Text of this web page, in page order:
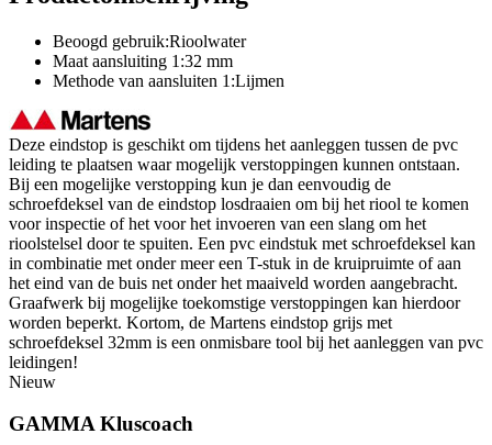
Beoogd gebruik:Rioolwater
Maat aansluiting 1:32 mm
Methode van aansluiten 1:Lijmen
Deze eindstop is geschikt om tijdens het aanleggen tussen de pvc
leiding te plaatsen waar mogelijk verstoppingen kunnen ontstaan.
Bij een mogelijke verstopping kun je dan eenvoudig de
schroefdeksel van de eindstop losdraaien om bij het riool te komen
voor inspectie of het voor het invoeren van een slang om het
rioolstelsel door te spuiten. Een pvc eindstuk met schroefdeksel kan
in combinatie met onder meer een T-stuk in de kruipruimte of aan
het eind van de buis net onder het maaiveld worden aangebracht.
Graafwerk bij mogelijke toekomstige verstoppingen kan hierdoor
worden beperkt. Kortom, de Martens eindstop grijs met
schroefdeksel 32mm is een onmisbare tool bij het aanleggen van pvc
leidingen!
Nieuw
GAMMA Kluscoach